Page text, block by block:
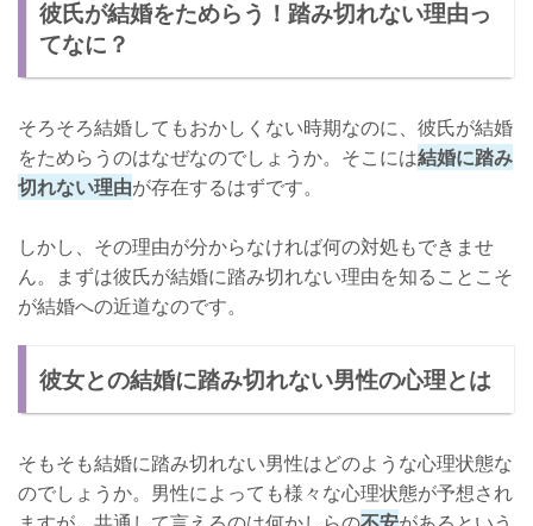
彼氏が結婚をためらう！踏み切れない理由っ
てなに？
そろそろ結婚してもおかしくない時期なのに、彼氏が結婚
をためらうのはなぜなのでしょうか。そこには結婚に踏み
切れない理由が存在するはずです。
しかし、その理由が分からなければ何の対処もできませ
ん。まずは彼氏が結婚に踏み切れない理由を知ることこそ
が結婚への近道なのです。
彼女との結婚に踏み切れない男性の心理とは
そもそも結婚に踏み切れない男性はどのような心理状態な
のでしょうか。男性によっても様々な心理状態が予想され